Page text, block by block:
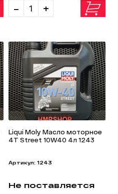
- +
Liqui Moly Масло моторное
4T Street 10W40 4л 1243
Артикул: 1243
Не поставляется